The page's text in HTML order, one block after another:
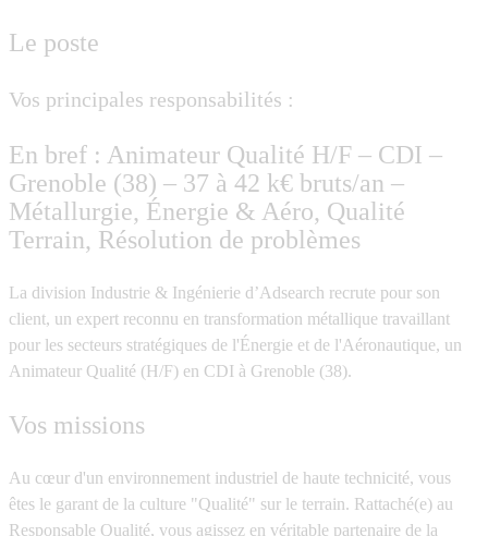
Le poste
Vos principales responsabilités :
En bref : Animateur Qualité H/F – CDI –
Grenoble (38) – 37 à 42 k€ bruts/an –
Métallurgie, Énergie & Aéro, Qualité
Terrain, Résolution de problèmes
La division Industrie & Ingénierie d’Adsearch recrute pour son
client, un expert reconnu en transformation métallique travaillant
pour les secteurs stratégiques de l'Énergie et de l'Aéronautique, un
Animateur Qualité (H/F) en CDI à Grenoble (38).
Vos missions
Au cœur d'un environnement industriel de haute technicité, vous
êtes le garant de la culture "Qualité" sur le terrain. Rattaché(e) au
Responsable Qualité, vous agissez en véritable partenaire de la